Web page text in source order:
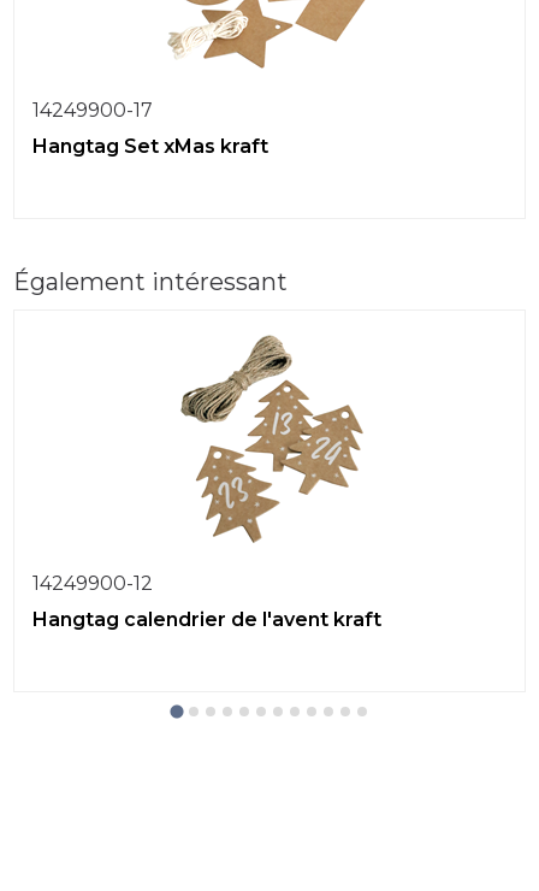
14249900-17
Hangtag Set xMas kraft
Également intéressant
14249900-12
Hangtag calendrier de l'avent kraft